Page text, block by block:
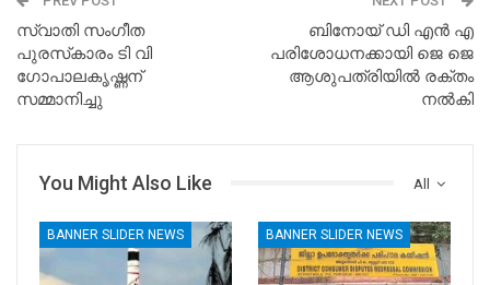
സ്വാതി സംഗീത
പുരസ്‌കാരം ടി വി
ഗോപാലകൃഷ്ണന്
സമ്മാനിച്ചു
ബിനോയ് ഡി എൻ എ
പരിശോധനക്കായി ജെ ജെ
ആശുപത്രിയിൽ രക്തം
നൽകി
All
You Might Also Like
BANNER SLIDER NEWS BANNER SLIDER NEWS